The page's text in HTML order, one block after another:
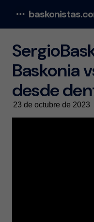
Baskonia
desde
23 de octubre de 2023